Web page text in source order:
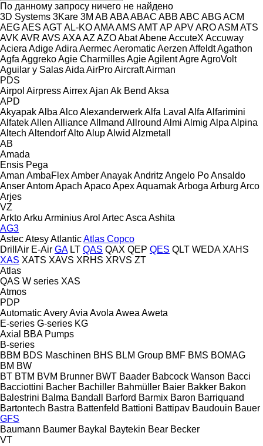
По данному запросу ничего не найдено
3D Systems 3Kare 3M AB ABAABAC ABB ABC ABGACM
AEGAES AGTAL-KOAMAAMS AMTAP APVAROASM ATS
AVK AVR AVS AXAAZ AZOAbatAbeneAccuteX Accuway
Aciera AdigeAdira AermecAeromaticAerzen AffeldtAgathon
Agfa AggrekoAgie CharmillesAgieAgilentAgreAgroVolt
Aguilar y SalasAida AirProAircraftAirman
PDS
Airpol AirpressAirrexAjan Ak Bend Aksa
APD
AkyapakAlba AlcoAlexanderwerkAlfa Laval Alfa Alfarimini
AlfatekAllen AllianceAllmand Allround Almi Almig Alpa Alpina
Altech AltendorfAltoAlupAlwid Alzmetall
AB
Amada
Ensis Pega
Aman AmbaFlexAmberAnayakAndritz Angelo PoAnsaldo
AnserAntomApach ApacoApexAquamakArboga Arburg Arco
Arjes
VZ
ArktoArku ArminiusArol ArtecAsca Ashita
AG3
AstecAtesyAtlanticAtlas Copco
DrillAir E-Air GA LT QAS QAX QEP QES QLT WEDA XAHS
XAS XATS XAVS XRHS XRVS ZT
Atlas
QAS W series XAS
Atmos
PDP
AutomaticAveryAvia Avola Awea Aweta
E-series G-series KG
Axial
BBA Pumps
B-series
BBM BDS Maschinen BHS BLM Group BMF BMS BOMAG
BM BW
BT BTM BVM Brunner BWT Baader Babcock Wanson Bacci
Bacciottini Bacher Bachiller Bahmüller Baier Bakker Bakon
Balestrini Balma Bandall Barford Barmix Baron Barriquand
Bartontech Bastra Battenfeld Battioni Battipav Baudouin Bauer
GFS
Baumann Baumer Baykal Baytekin Bear Becker
VT